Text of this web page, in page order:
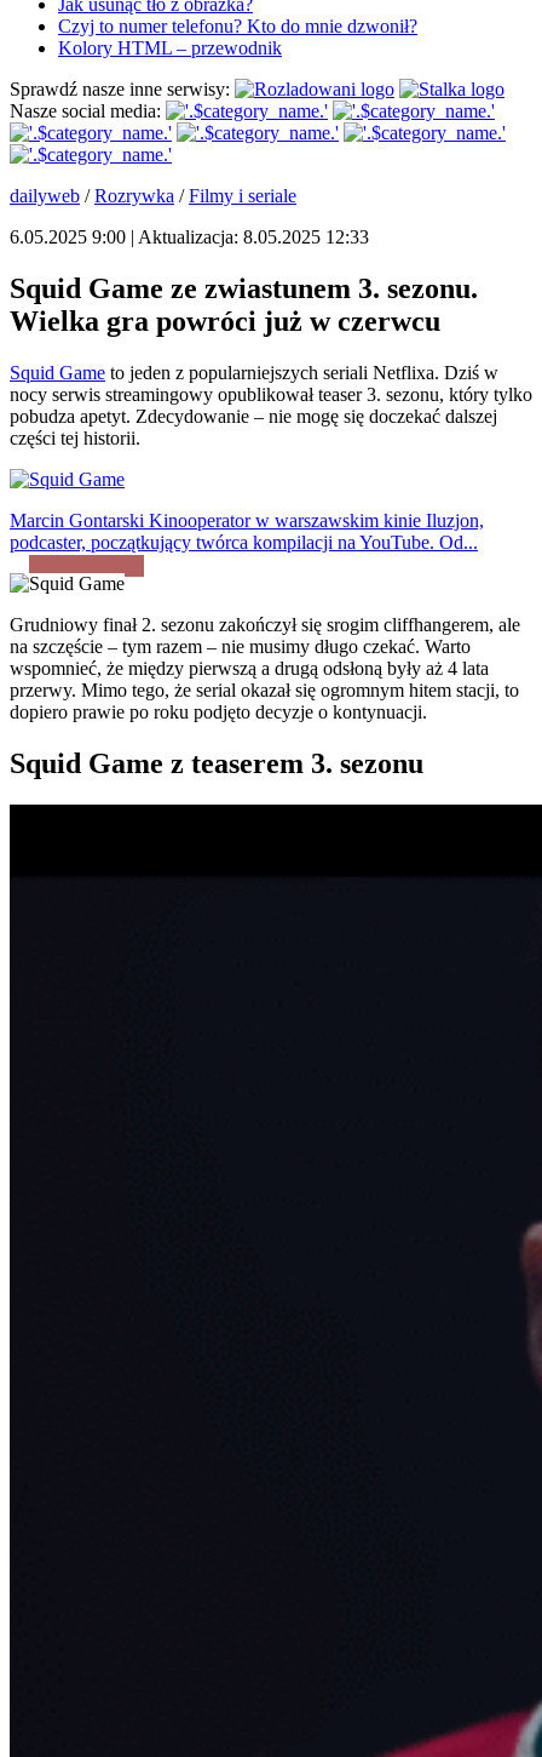
Jak usunąć tło z obrazka?
Czyj to numer telefonu? Kto do mnie dzwonił?
Kolory HTML – przewodnik
Sprawdź nasze inne serwisy:
Nasze social media:
dailyweb /Rozrywka /Filmy i seriale
6.05.2025 9:00 | Aktualizacja: 8.05.2025 12:33
Squid Game ze zwiastunem 3. sezonu.
Wielka gra powróci już w czerwcu
Squid Game to jeden z popularniejszych seriali Netflixa. Dziś w
nocy serwis streamingowy opublikował teaser 3. sezonu, który tylko
pobudza apetyt. Zdecydowanie – nie mogę się doczekać dalszej
części tej historii.
Marcin Gontarski Kinooperator w warszawskim kinie Iluzjon,
podcaster, początkujący twórca kompilacji na YouTube. Od...
Grudniowy finał 2. sezonu zakończył się srogim cliffhangerem, ale
na szczęście – tym razem – nie musimy długo czekać. Warto
wspomnieć, że między pierwszą a drugą odsłoną były aż 4 lata
przerwy. Mimo tego, że serial okazał się ogromnym hitem stacji, to
dopiero prawie po roku podjęto decyzje o kontynuacji.
Squid Game z teaserem 3. sezonu